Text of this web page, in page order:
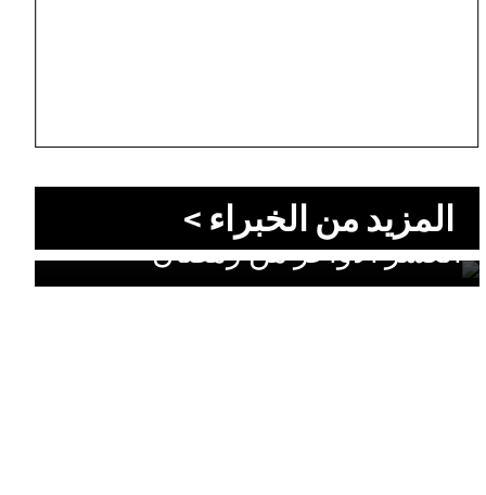
المزيد من الخبراء >
الليالي التي قد تغيّر قدرك: سرّ
العشر الأواخر من رمضان